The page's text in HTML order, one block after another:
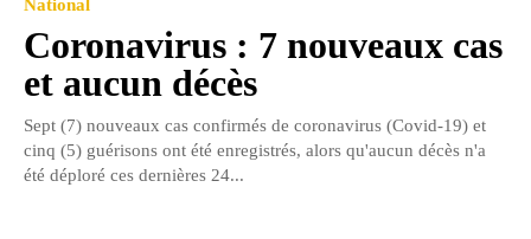
National
Coronavirus : 7 nouveaux cas
et aucun décès
Sept (7) nouveaux cas confirmés de coronavirus (Covid-19) et
cinq (5) guérisons ont été enregistrés, alors qu'aucun décès n'a
été déploré ces dernières 24...